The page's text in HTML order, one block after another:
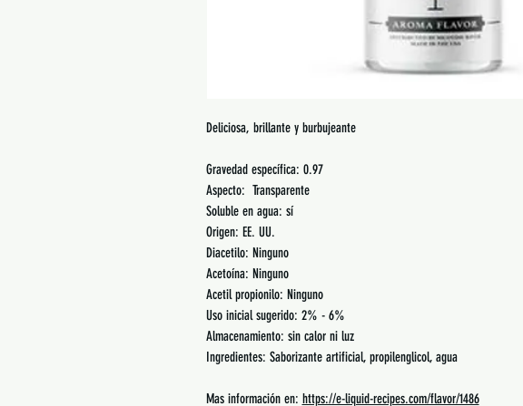
Deliciosa, brillante y burbujeante
Gravedad específica: 0.97
Aspecto: Transparente
Soluble en agua: sí
Origen: EE. UU.
Diacetilo: Ninguno
Acetoína: Ninguno
Acetil propionilo: Ninguno
Uso inicial sugerido: 2% - 6%
Almacenamiento: sin calor ni luz
Ingredientes: Saborizante artificial, propilenglicol, agua
Mas información en: https://e-liquid-recipes.com/flavor/1486